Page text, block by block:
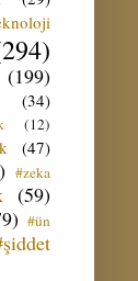
(199)
(34)
(12)
(47)
#zeka
(59)
#ün